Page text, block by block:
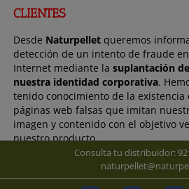
modal-check
CLIENTES
Desde Naturpellet queremos
detección de un intento de fraude en
Internet mediante la suplantación de
nuestra identidad corporativa.
tenido conocimiento de la existencia
páginas web falsas que imitan
imagen y contenido con el objetivo
nuestro producto.
Consulta tu distribuidor: